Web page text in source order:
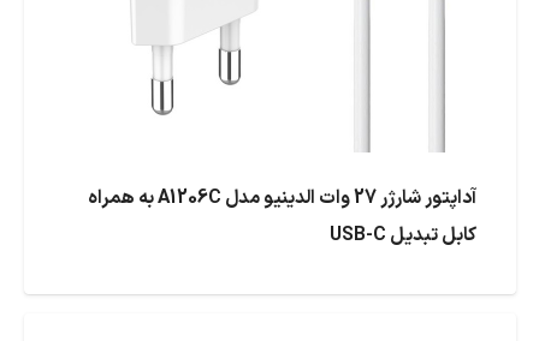
آداپتور شارژر 27 وات الدینیو مدل A1206C به همراه
کابل تبدیل USB-C